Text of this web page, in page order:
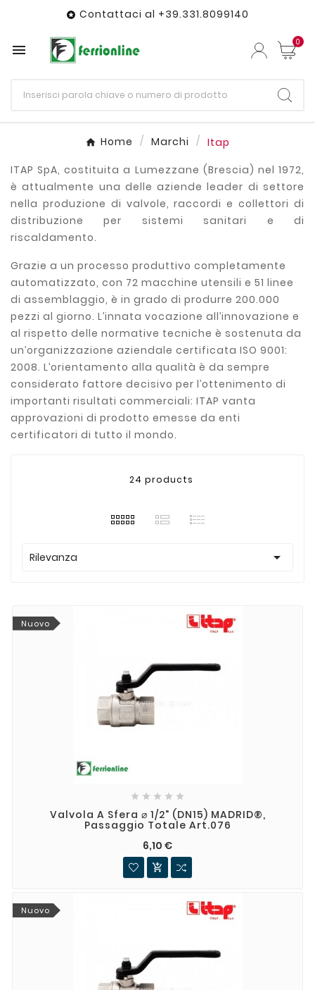
 Contattaci al +39.331.8099140
 0
Home Marchi
Itap
ITAP SpA, costituita a Lumezzane (Brescia) nel 1972,
è attualmente una delle aziende leader di settore
nella produzione di valvole, raccordi e collettori di
distribuzione per sistemi sanitari e di
riscaldamento.
Grazie a un processo produttivo completamente
automatizzato, con 72 macchine utensili e 51 linee
di assemblaggio, è in grado di produrre 200.000
pezzi al giorno. L’innata vocazione all’innovazione e
al rispetto delle normative tecniche è sostenuta da
un’organizzazione aziendale certificata ISO 9001:
2008. L’orientamento alla qualità è da sempre
considerato fattore decisivo per l’ottenimento di
importanti risultati commerciali: ITAP vanta
approvazioni di prodotto emesse da enti
certificatori di tutto il mondo.
24 products
Rilevanza 
Nuovo
    
Valvola A Sfera ⌀ 1/2" (DN15) MADRID®,
Passaggio Totale Art.076
6,10 €

Nuovo